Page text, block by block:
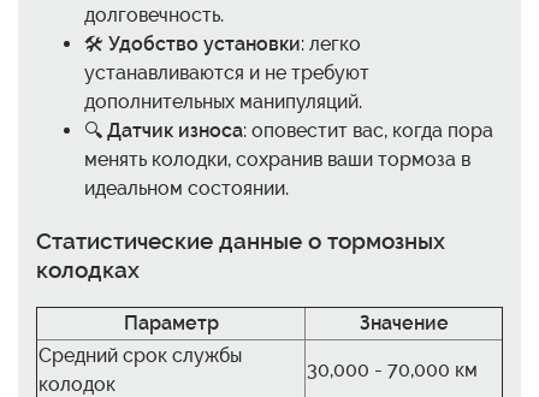
долговечность.
🛠️ Удобство установки: легко
устанавливаются и не требуют
дополнительных манипуляций.
🔍 Датчик износа: оповестит вас, когда пора
менять колодки, сохранив ваши тормоза в
идеальном состоянии.
Статистические данные о тормозных
колодках
Параметр
Значение
Средний срок службы
колодок
30,000 - 70,000 км